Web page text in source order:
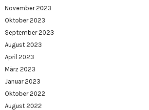
November 2023
Oktober 2023
September 2023
August 2023
April 2023
März 2023
Januar 2023
Oktober 2022
August 2022